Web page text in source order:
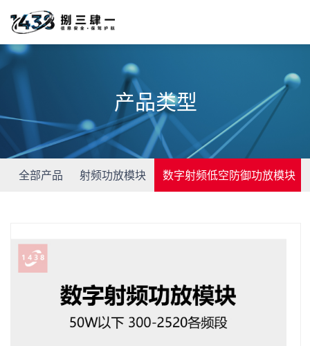
产品类型
全部产品 射频功放模块 数字射频低空防御功放模块